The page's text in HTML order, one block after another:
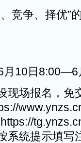
竞争、择优”
月10日8:00—6
现场报名，免
系统提示填